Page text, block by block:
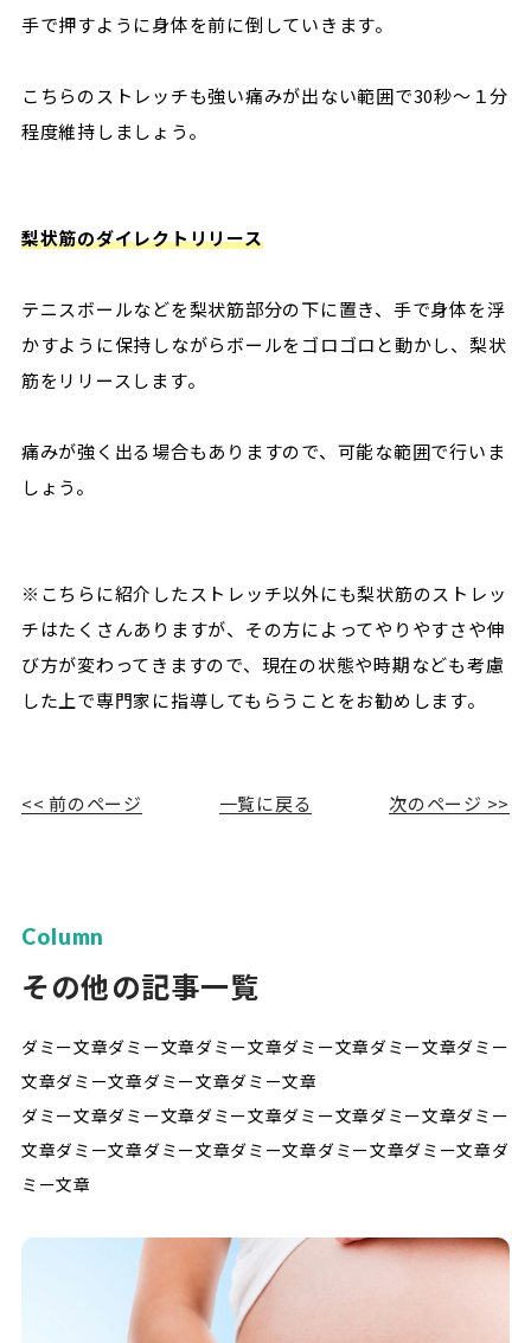
手で押すように身体を前に倒していきます。
こちらのストレッチも強い痛みが出ない範囲で30秒～１分
程度維持しましょう。
梨状筋のダイレクトリリース
テニスボールなどを梨状筋部分の下に置き、手で身体を浮
かすように保持しながらボールをゴロゴロと動かし、梨状
筋をリリースします。
痛みが強く出る場合もありますので、可能な範囲で行いま
しょう。
※こちらに紹介したストレッチ以外にも梨状筋のストレッ
チはたくさんありますが、その方によってやりやすさや伸
び方が変わってきますので、現在の状態や時期なども考慮
した上で専門家に指導してもらうことをお勧めします。
<< 前のページ 一覧に戻る 次のページ >>
Column
その他の記事一覧
ダミー文章ダミー文章ダミー文章ダミー文章ダミー文章ダミー
文章ダミー文章ダミー文章ダミー文章
ダミー文章ダミー文章ダミー文章ダミー文章ダミー文章ダミー
文章ダミー文章ダミー文章ダミー文章ダミー文章ダミー文章ダ
ミー文章